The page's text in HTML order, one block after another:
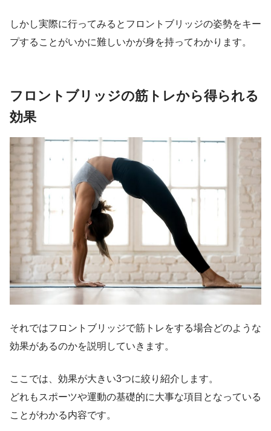
しかし実際に行ってみるとフロントブリッジの姿勢をキー
プすることがいかに難しいかが身を持ってわかります。
フロントブリッジの筋トレから得られる
効果
それではフロントブリッジで筋トレをする場合どのような
効果があるのかを説明していきます。
ここでは、効果が大きい3つに絞り紹介します。
どれもスポーツや運動の基礎的に大事な項目となっている
ことがわかる内容です。